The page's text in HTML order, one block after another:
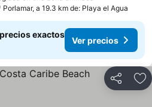
Porlamar, a 19.3 km de: Playa el Agua
exactos
Ver precios
Compartir